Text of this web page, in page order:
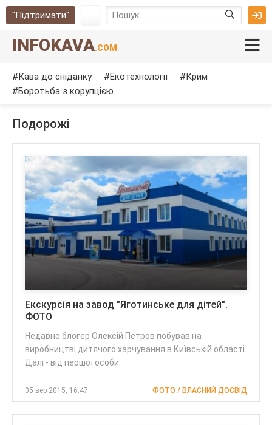
"Підтримати"
INFOKAVA.COM
Кава до сніданку Екотехнології
Крим
Боротьба з корупцією
Подорожі
Екскурсія на завод "Яготинське для дітей".
ФОТО
Недавно блогер Олексій Петров побував на
виробництві дитячого харчування в Київській області.
Далі - від першої особи.
05 вер 2015, 16:47 ФОТО / ВЛАСНИЙ ДОСВІД